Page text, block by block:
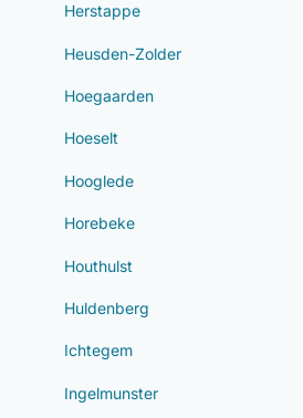
Herstappe
Heusden-Zolder
Hoegaarden
Hoeselt
Hooglede
Horebeke
Houthulst
Huldenberg
Ichtegem
Ingelmunster